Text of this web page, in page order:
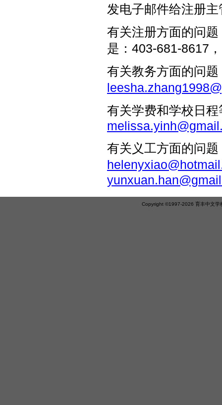
发电子邮件给注册
有关注册方面的问
是：403-681-8617
有关教务方面的问
有关学费和学校日
有关义工方面的问
Copyright ©1997-2026 育丰中文